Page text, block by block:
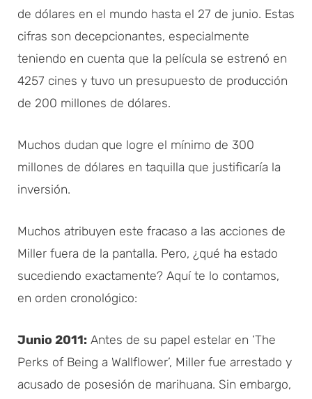
de dólares en el mundo hasta el 27 de junio. Estas
cifras son decepcionantes, especialmente
teniendo en cuenta que la película se estrenó en
4257 cines y tuvo un presupuesto de producción
de 200 millones de dólares.
Muchos dudan que logre el mínimo de 300
millones de dólares en taquilla que justificaría la
inversión.
Muchos atribuyen este fracaso a las acciones de
Miller fuera de la pantalla. Pero, ¿qué ha estado
sucediendo exactamente? Aquí te lo contamos,
en orden cronológico:
Junio 2011: Antes de su papel estelar en ‘The
Perks of Being a Wallflower’, Miller fue arrestado y
acusado de posesión de marihuana. Sin embargo,